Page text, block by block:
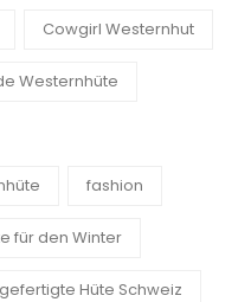
Cowgirl Westernhut
Westernhüte
fashion
für den Winter
Hüte Schweiz